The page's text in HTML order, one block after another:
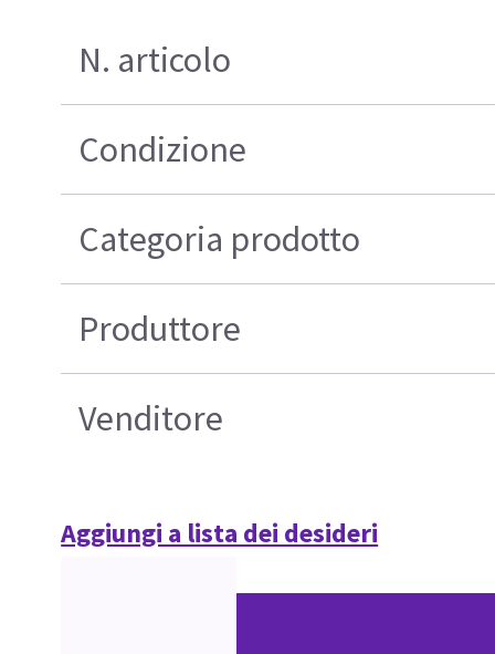
N. articolo
Condizione
Categoria prodotto
Produttore
Venditore
Aggiungi a lista dei desideri